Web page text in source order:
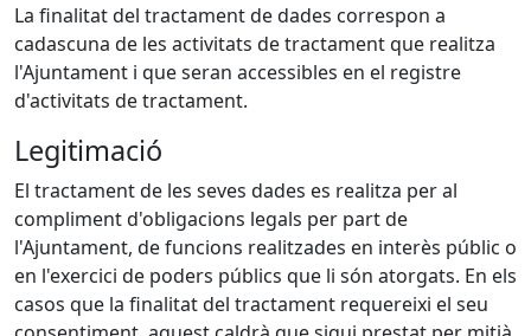
La finalitat del tractament de dades correspon a
cadascuna de les activitats de tractament que realitza
l'Ajuntament i que seran accessibles en el registre
d'activitats de tractament.
Legitimació
El tractament de les seves dades es realitza per al
compliment d'obligacions legals per part de
l'Ajuntament, de funcions realitzades en interès públic o
en l'exercici de poders públics que li són atorgats. En els
casos que la finalitat del tractament requereixi el seu